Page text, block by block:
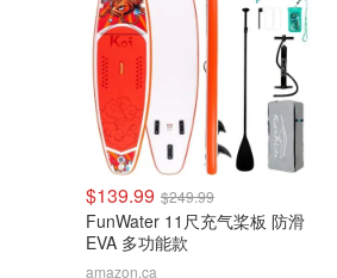
$139.99 $249.99
FunWater 11尺充气桨板 防滑
EVA 多功能款
amazon.ca